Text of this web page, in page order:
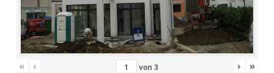
« ‹ von 3 › »